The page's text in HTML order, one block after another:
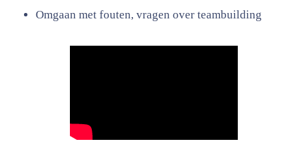
Omgaan met fouten, vragen over teambuilding